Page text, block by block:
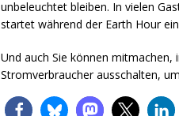
unbeleuchtet bleiben. In vielen
startet während der Earth Hour
Und auch Sie können mitmachen,
Stromverbraucher ausschalten,